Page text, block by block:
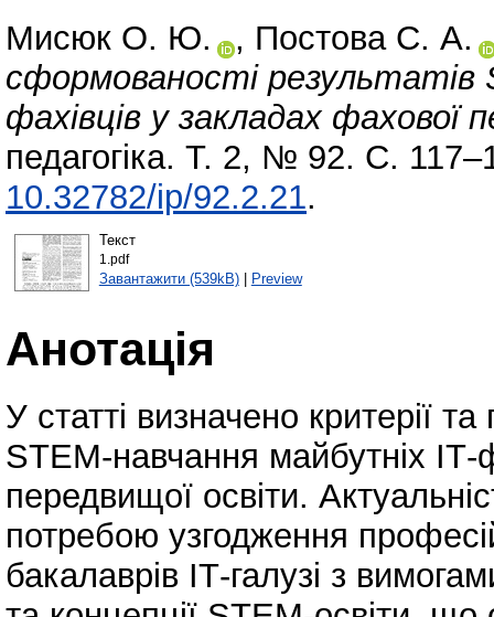
Мисюк О. Ю. , Постова С. А.
сформованості результатів
фахівців у закладах фахової
педагогіка. Т. 2, № 92. С.
10.32782/ip/92.2.21.
Текст
1.pdf
Завантажити (539kB)| Preview
Анотація
У статті визначено критерії
STEM-навчання майбутніх
передвищої освіти.
потребою узгодження
бакалаврів ІТ-галузі з